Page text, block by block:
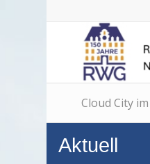
Cloud City
Aktuell